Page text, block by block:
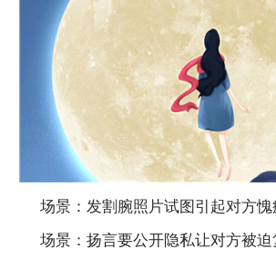
场景：发割腕照片试图引起对方愧
场景：扬言要公开隐私让对方被迫